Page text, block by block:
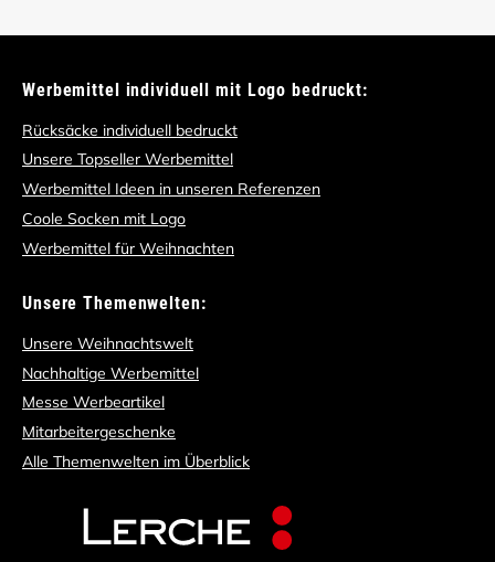
Werbemittel individuell mit Logo bedruckt:
Rücksäcke individuell bedruckt
Unsere Topseller Werbemittel
Werbemittel Ideen in unseren Referenzen
Coole Socken mit Logo
Werbemittel für Weihnachten
Unsere Themenwelten:
Unsere Weihnachtswelt
Nachhaltige Werbemittel
Messe Werbeartikel
Mitarbeitergeschenke
Alle Themenwelten im Überblick